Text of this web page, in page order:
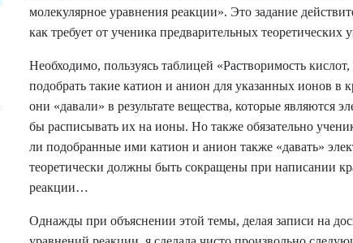
молекулярное уравнения реакции». Это задание
как требует от ученика предварительных теоретических
Необходимо, пользуясь таблицей «Растворимость
подобрать такие катион и анион для указанных ионов в
они «давали» в результате вещества, которые являются
бы расписывать их на ионы. Но также обязательно
ли подобранные ими катион и анион также «давать»
теоретически должны быть сокращены при написании
реакции…
Однажды при объяснении этой темы, делая записи на